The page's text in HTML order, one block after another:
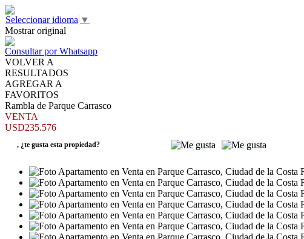
Seleccionar idioma ▼
Mostrar original
Consultar por Whatsapp
VOLVER A
RESULTADOS
AGREGAR A
FAVORITOS
Rambla de Parque Carrasco
VENTA
USD235.576
, ¿te gusta esta propiedad?